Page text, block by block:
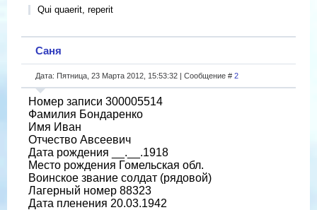
Qui quaerit, reperit
Саня
Дата: Пятница, 23 Марта 2012, 15:53:32 | Сообщение # 2
Номер записи 300005514
Фамилия Бондаренко
Имя Иван
Отчество Авсеевич
Дата рождения __.__.1918
Место рождения Гомельская обл.
Воинское звание солдат (рядовой)
Лагерный номер 88323
Дата пленения 20.03.1942